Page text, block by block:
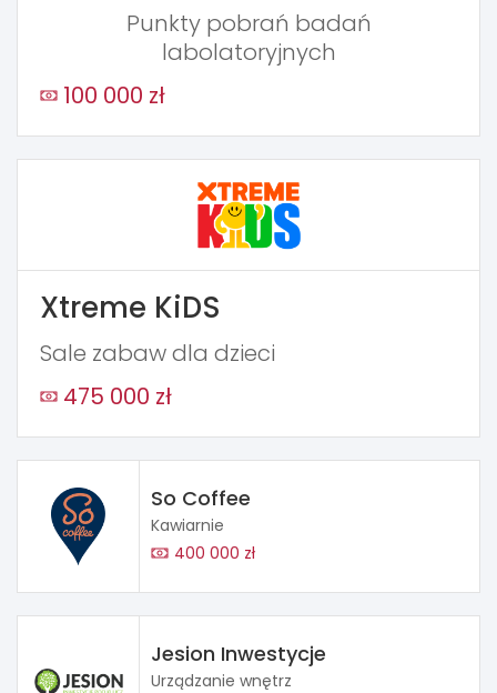
Punkty pobrań badań
labolatoryjnych
100 000 zł
Xtreme KiDS
Sale zabaw dla dzieci
475 000 zł
So Coffee
Kawiarnie
400 000 zł
Jesion Inwestycje
Urządzanie wnętrz